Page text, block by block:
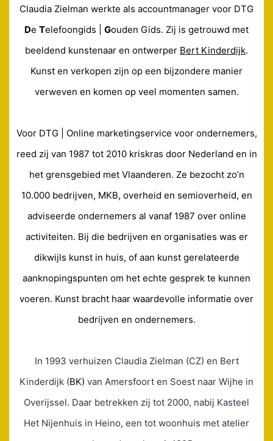
Claudia Zielman werkte als accountmanager voor DTG
De Telefoongids | Gouden Gids. Zij is getrouwd met
beeldend kunstenaar en ontwerper Bert Kinderdijk.
Kunst en verkopen zijn op een bijzondere manier
verweven en komen op veel momenten samen.
Voor DTG | Online marketingservice voor ondernemers,
reed zij van 1987 tot 2010 kriskras door Nederland en in
het grensgebied met Vlaanderen. Ze bezocht zo’n
10.000 bedrijven, MKB, overheid en semioverheid, en
adviseerde ondernemers al vanaf 1987 over online
activiteiten. Bij die bedrijven en organisaties was er
dikwijls kunst in huis, of aan kunst gerelateerde
aanknopingspunten om het echte gesprek te kunnen
voeren. Kunst bracht haar waardevolle informatie over
bedrijven en ondernemers.
In 1993 verhuizen Claudia Zielman (CZ) en Bert
Kinderdijk (BK) van Amersfoort en Soest naar Wijhe in
Overijssel. Daar betrekken zij tot 2000, nabij Kasteel
Het Nijenhuis in Heino, een tot woonhuis met atelier